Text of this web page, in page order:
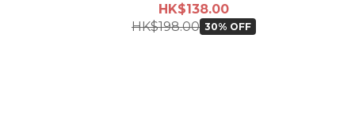
HK$138.00
HK$198.00 30% OFF